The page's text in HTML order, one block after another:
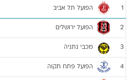
1 הפועל תל אביב
2 הפועל ירושלים
3 מכבי נתניה
4 הפועל פתח תקוה